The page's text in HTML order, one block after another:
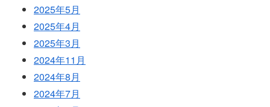
2025年5月
2025年4月
2025年3月
2024年11月
2024年8月
2024年7月